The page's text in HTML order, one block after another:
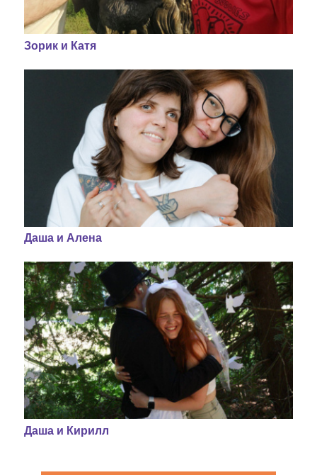
Зорик и Катя
Даша и Алена
Даша и Кирилл